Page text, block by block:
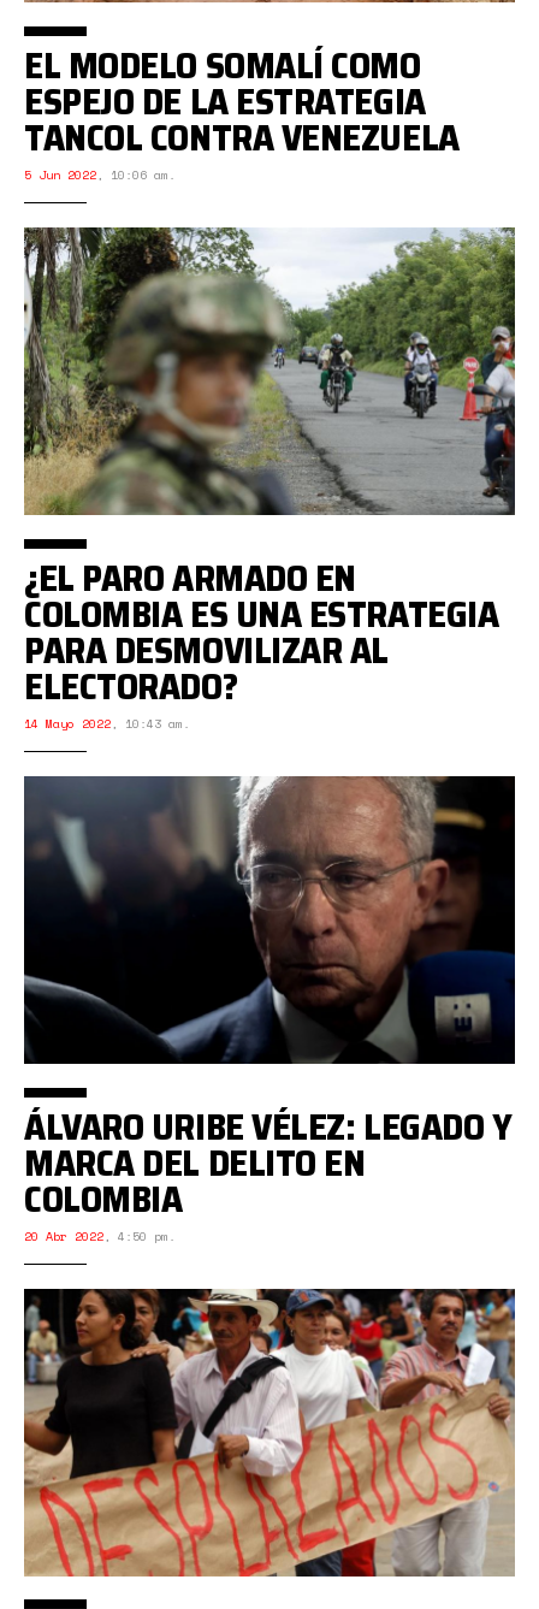
EL MODELO SOMALÍ COMO
ESPEJO DE LA ESTRATEGIA
TANCOL CONTRA VENEZUELA
5 Jun 2022, 10:06 am.
¿EL PARO ARMADO EN
COLOMBIA ES UNA ESTRATEGIA
PARA DESMOVILIZAR AL
ELECTORADO?
14 Mayo 2022, 10:43 am.
ÁLVARO URIBE VÉLEZ: LEGADO Y
MARCA DEL DELITO EN
COLOMBIA
20 Abr 2022, 4:50 pm.